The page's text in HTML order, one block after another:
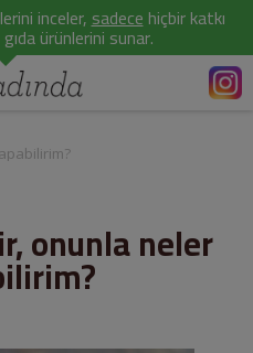
inceler,sadecehiçbir katkı
ürünlerini sunar.
onunla neler